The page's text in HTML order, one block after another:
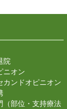
院
ニオン
カンドオピニオン
（部位・支持療法